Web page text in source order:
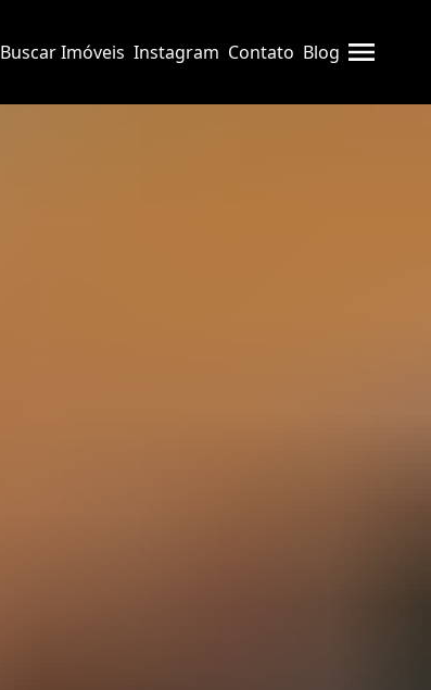
Buscar Imóveis Instagram Contato Blog